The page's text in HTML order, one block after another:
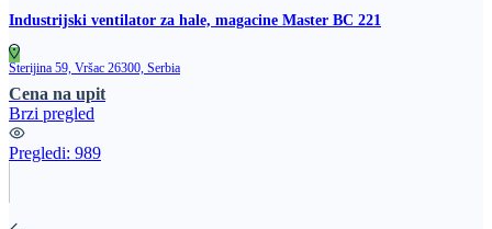
Industrijski ventilator za hale, magacine Master BC 221
Sterijina 59, Vršac 26300, Serbia
Cena na upit
Brzi pregled
Pregledi: 989